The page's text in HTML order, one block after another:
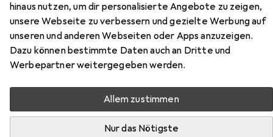
hinaus nutzen, um dir personalisierte Angebote zu zeigen,
unsere Webseite zu verbessern und gezielte Werbung auf
unseren und anderen Webseiten oder Apps anzuzeigen.
Dazu können bestimmte Daten auch an Dritte und
Werbepartner weitergegeben werden.
Allem zustimmen
Nur das Nötigste
Zubehör für Sirui ET-1204+E-10
Hier findest du passendes Zubehör zum Produkt Sirui ET-
1204+E-10 aus der Kategorie Stativkopf.